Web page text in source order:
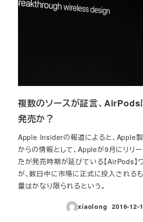
複数のソースが証言、
発売か？
Apple Insiderの報道によると、Apple
からの情報として、Appleが9月にリリ
たが発売時期が延びている【AirPods】
が、数日中に市場に正式に投入されるも
量はかなり限られるという。
xiaolong
投稿日
2016-12-